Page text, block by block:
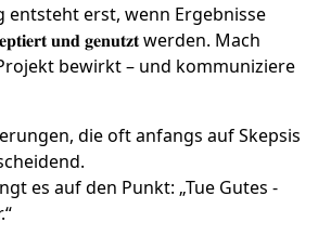
entsteht erst, wenn Ergebnisse
𝐮𝐧𝐝 𝐠𝐞𝐧𝐮𝐭𝐳𝐭 werden. Mach
bewirkt – und kommuniziere
die oft anfangs auf Skepsis
es auf den Punkt: „Tue Gutes -
.“